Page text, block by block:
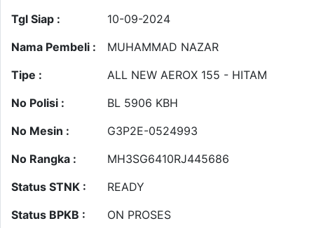
Tgl Siap :
10-09-2024
Nama Pembeli :
MUHAMMAD NAZAR
Tipe :
ALL NEW AEROX 155 - HITAM
No Polisi :
BL 5906 KBH
No Mesin :
G3P2E-0524993
No Rangka :
MH3SG6410RJ445686
Status STNK :
READY
Status BPKB :
ON PROSES